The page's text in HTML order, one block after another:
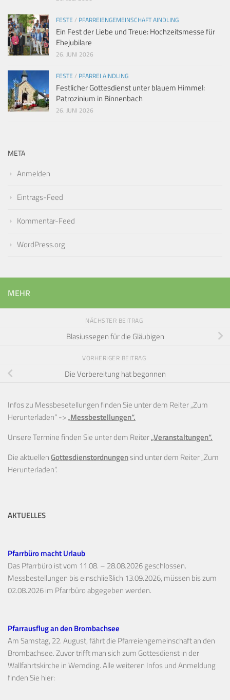
FESTE / PFARREIENGEMEINSCHAFT AINDLING
Ein Fest der Liebe und Treue: Hochzeitsmesse für
Ehejubilare
26. JUNI 2026
FESTE / PFARREI AINDLING
Festlicher Gottesdienst unter blauem Himmel:
Patrozinium in Binnenbach
26. JUNI 2026
META
Anmelden
Eintrags-Feed
Kommentar-Feed
WordPress.org
MEHR
NÄCHSTER BEITRAG
Blasiussegen für die Gläubigen
VORHERIGER BEITRAG
Die Vorbereitung hat begonnen
Infos zu Messbesetellungen finden Sie unter dem Reiter „Zum
Herunterladen“ ->„Messbestellungen“.
Unsere Termine finden Sie unter dem Reiter„Veranstaltungen“.
Die aktuellenGottesdienstordnungensind unter dem Reiter „Zum
Herunterladen“.
AKTUELLES
Pfarrbüro macht Urlaub
Das Pfarrbüro ist vom 11.08. – 28.08.2026 geschlossen.
Messbestellungen bis einschließlich 13.09.2026, müssen bis zum
02.08.2026 im Pfarrbüro abgegeben werden.
Pfarrausflug an den Brombachsee
Am Samstag, 22. August, fährt die Pfarreiengemeinschaft an den
Brombachsee. Zuvor trifft man sich zum Gottesdienst in der
Wallfahrtskirche in Wemding. Alle weiteren Infos und Anmeldung
finden Sie hier: